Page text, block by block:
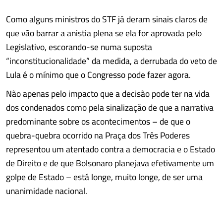
Como alguns ministros do STF já deram sinais claros de
que vão barrar a anistia plena se ela for aprovada pelo
Legislativo, escorando-se numa suposta
“inconstitucionalidade” da medida, a derrubada do veto de
Lula é o mínimo que o Congresso pode fazer agora.
Não apenas pelo impacto que a decisão pode ter na vida
dos condenados como pela sinalização de que a narrativa
predominante sobre os acontecimentos – de que o
quebra-quebra ocorrido na Praça dos Três Poderes
representou um atentado contra a democracia e o Estado
de Direito e de que Bolsonaro planejava efetivamente um
golpe de Estado – está longe, muito longe, de ser uma
unanimidade nacional.